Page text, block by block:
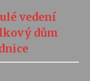
vedení
dům